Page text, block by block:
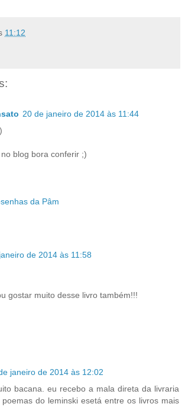
11:12
20 de janeiro de 2014 às 11:44
blog bora conferir ;)
da Pâm
de 2014 às 11:58
gostar muito desse livro também!!!
janeiro de 2014 às 12:02
bacana. eu recebo a mala direta da livraria
do leminski esetá entre os livros mais